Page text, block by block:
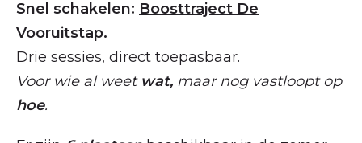
Snel schakelen: Boosttraject De
Vooruitstap.
Drie sessies, direct toepasbaar.
Voor wie al weet wat, maar nog vastloopt op
hoe.